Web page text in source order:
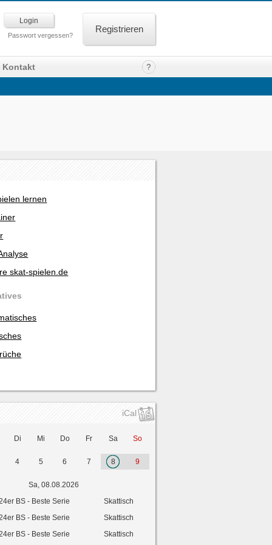
Passwort vergessen?
Registrieren
Kontakt
lernen
skat-spielen.de
iCal
Di Mi Do Fr Sa So
4 5 6 7 8 9
Sa, 08.08.2026
BS - Beste Serie
Skattisch
BS - Beste Serie
Skattisch
BS - Beste Serie
Skattisch